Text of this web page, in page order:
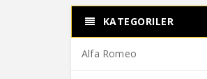
KATEGORILER
Alfa Romeo